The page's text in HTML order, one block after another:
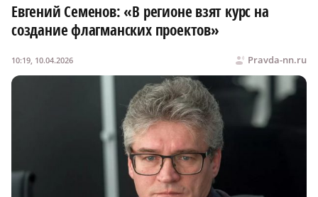
Евгений Семенов: «В регионе взят курс на
создание флагманских проектов»
Pravda-nn.ru
10:19, 10.04.2026